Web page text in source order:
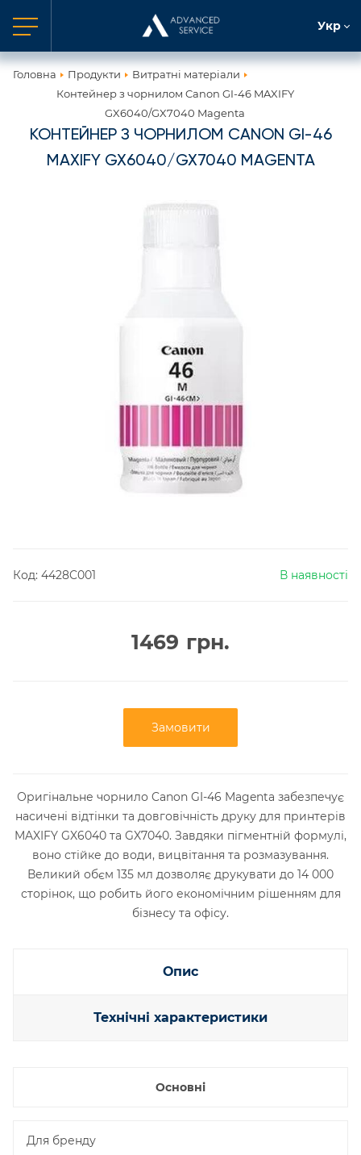
Укр
Головна Продукти
Витратні матеріали
Контейнер з чорнилом Canon GI-46 MAXIFY
GX6040/GX7040 Magenta
КОНТЕЙНЕР З ЧОРНИЛОМ CANON GI-46
MAXIFY GX6040/GX7040 MAGENTA
Код: 4428C001 В наявності
1469 грн.
Замовити
Оригінальне чорнило Canon GI-46 Magenta забезпечує
насичені відтінки та довговічність друку для принтерів
MAXIFY GX6040 та GX7040. Завдяки пігментній формулі,
воно стійке до води, вицвітання та розмазування.
Великий обєм 135 мл дозволяє друкувати до 14 000
сторінок, що робить його економічним рішенням для
бізнесу та офісу.
Опис
Технічні характеристики
Основні
Для бренду